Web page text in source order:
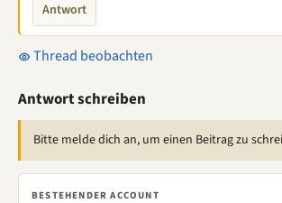
Antwort
Thread beobachten
Antwort schreiben
Bitte melde dich an, um einen Beitrag zu
BESTEHENDER ACCOUNT